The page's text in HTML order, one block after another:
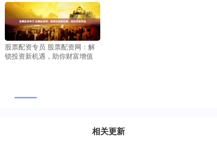
股票配资专员 股票配资网：解
锁投资新机遇，助你财富增值
相关更新